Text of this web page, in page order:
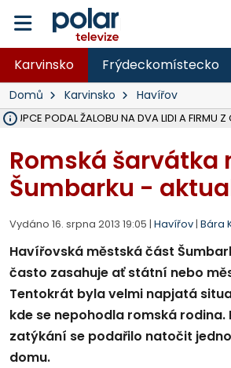
Karvinsko Frýdeckomístecko
Domů Karvinsko Havířov
PODAL ŽALOBU NA DVA LIDI A FIRMU
Romská šarvátka
Šumbarku -
Vydáno 16. srpna 2013 19:05 | Havířov | Bára
Havířovská městská část
často zasahuje ať státní nebo
Tentokrát byla velmi napjatá
kde se nepohodla romská rodina.
zatýkání se podařilo natočit
domu.